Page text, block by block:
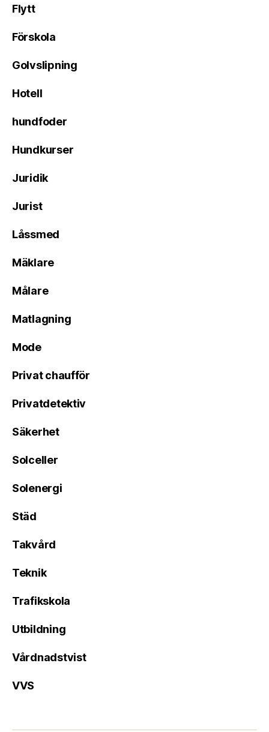
Flytt
Förskola
Golvslipning
Hotell
hundfoder
Hundkurser
Juridik
Jurist
Låssmed
Mäklare
Målare
Matlagning
Mode
Privat chaufför
Privatdetektiv
Säkerhet
Solceller
Solenergi
Städ
Takvård
Teknik
Trafikskola
Utbildning
Vårdnadstvist
VVS